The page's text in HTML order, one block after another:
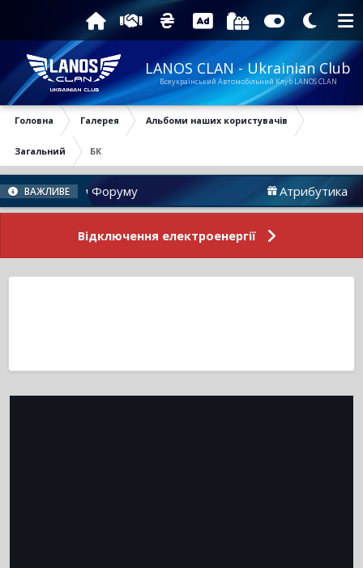
LANOS CLAN - Ukrainian Club
Всеукраїнський Автомобільний Клуб LANOS CLAN
Головна Галерея Альбоми наших користувачів
Загальний БК
ВАЖЛИВЕ
Новини Форуму Атрибутика
Відключення електроенергії